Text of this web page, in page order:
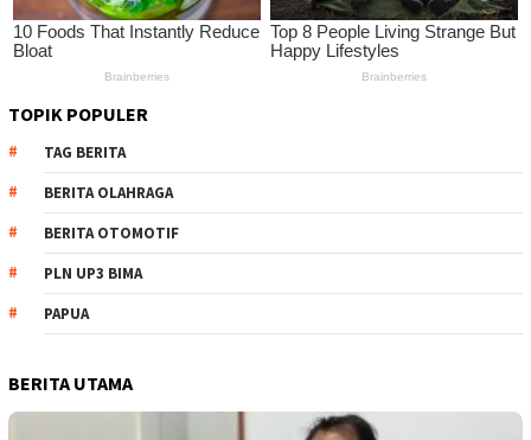
TOPIK POPULER
TAG BERITA
BERITA OLAHRAGA
BERITA OTOMOTIF
PLN UP3 BIMA
PAPUA
BERITA UTAMA